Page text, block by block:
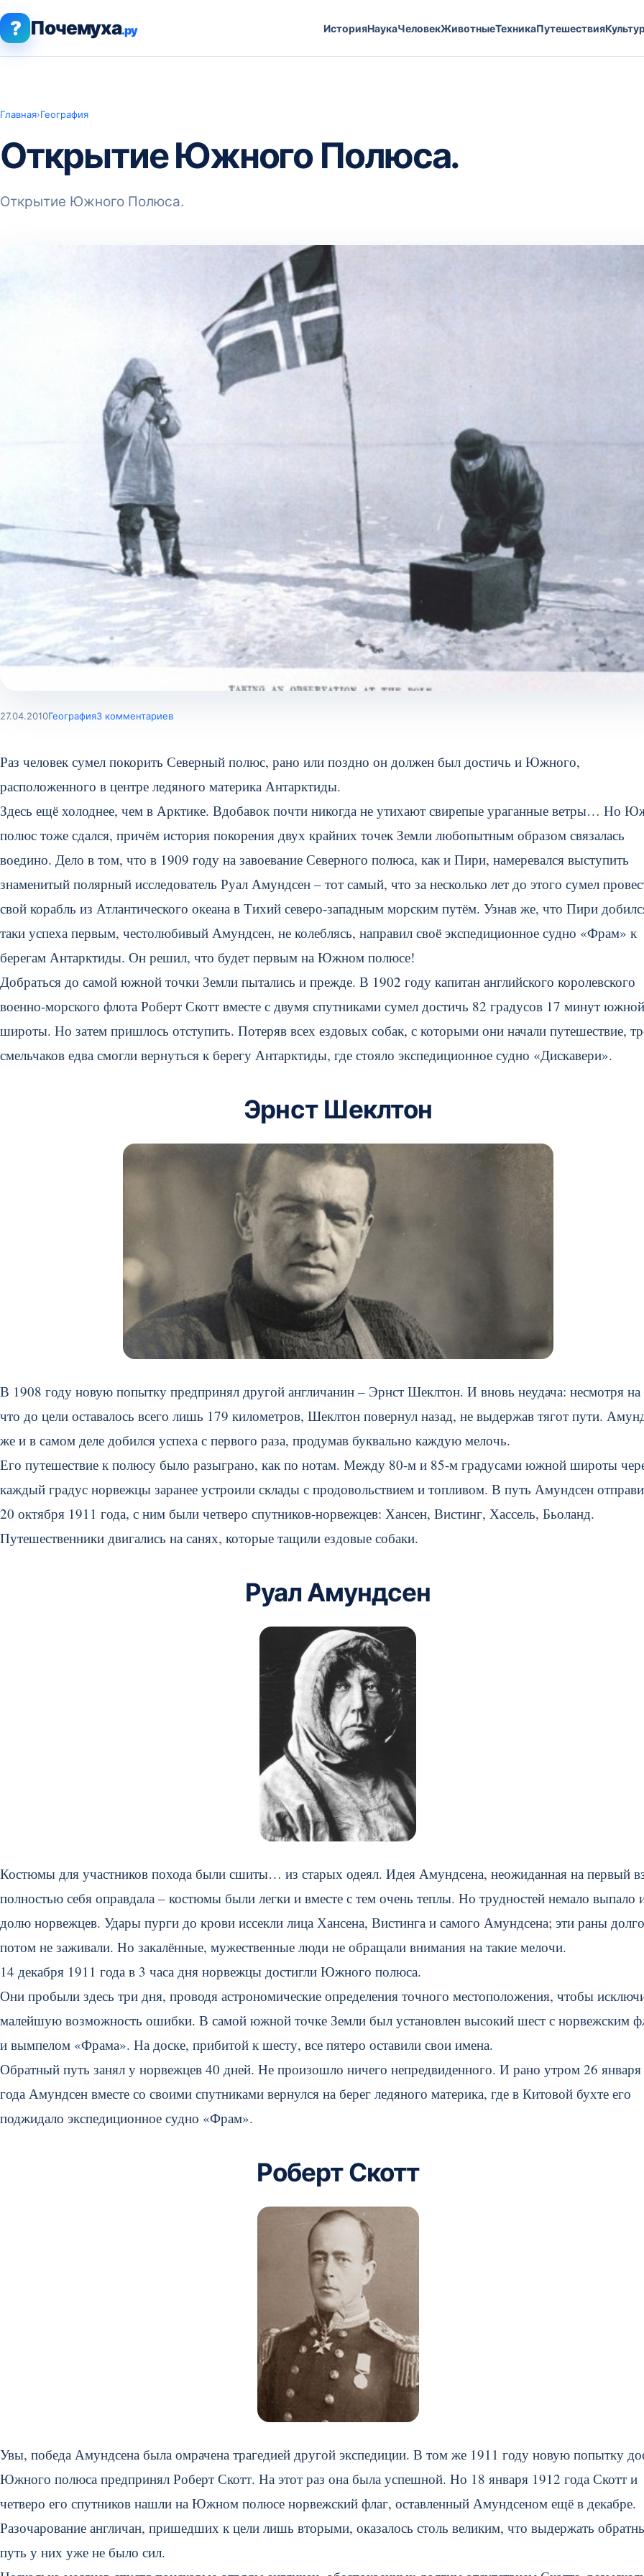
? Почемуха.ру ИсторияНаукаЧеловекЖивотныеТехникаПутешествия
Главная›География
Открытие Южного Полюса.
Открытие Южного Полюса.
27.04.2010География3 комментариев
Раз человек сумел покорить Северный полюс, рано или поздно он должен был достичь и Южного,
расположенного в центре ледяного материка Антарктиды.
Здесь ещё холоднее, чем в Арктике. Вдобавок почти никогда не утихают свирепые ураганные ветры… Но
полюс тоже сдался, причём история покорения двух крайних точек Земли любопытным образом связалась
воедино. Дело в том, что в 1909 году на завоевание Северного полюса, как и Пири, намеревался выступить
знаменитый полярный исследователь Руал Амундсен – тот самый, что за несколько лет до этого сумел
свой корабль из Атлантического океана в Тихий северо-западным морским путём. Узнав же, что Пири
таки успеха первым, честолюбивый Амундсен, не колеблясь, направил своё экспедиционное судно «Фрам» к
берегам Антарктиды. Он решил, что будет первым на Южном полюсе!
Добраться до самой южной точки Земли пытались и прежде. В 1902 году капитан английского королевского
военно-морского флота Роберт Скотт вместе с двумя спутниками сумел достичь 82 градусов 17 минут южной
широты. Но затем пришлось отступить. Потеряв всех ездовых собак, с которыми они начали путешествие,
смельчаков едва смогли вернуться к берегу Антарктиды, где стояло экспедиционное судно «Дискавери».
Эрнст Шеклтон
В 1908 году новую попытку предпринял другой англичанин – Эрнст Шеклтон. И вновь неудача: несмотря на
что до цели оставалось всего лишь 179 километров, Шеклтон повернул назад, не выдержав тягот пути.
же и в самом деле добился успеха с первого раза, продумав буквально каждую мелочь.
Его путешествие к полюсу было разыграно, как по нотам. Между 80-м и 85-м градусами южной широты
каждый градус норвежцы заранее устроили склады с продовольствием и топливом. В путь Амундсен
20 октября 1911 года, с ним были четверо спутников-норвежцев: Хансен, Вистинг, Хассель, Бьоланд.
Путешественники двигались на санях, которые тащили ездовые собаки.
Руал Амундсен
Костюмы для участников похода были сшиты… из старых одеял. Идея Амундсена, неожиданная на первый
полностью себя оправдала – костюмы были легки и вместе с тем очень теплы. Но трудностей немало выпало
долю норвежцев. Удары пурги до крови иссекли лица Хансена, Вистинга и самого Амундсена; эти раны долго
потом не заживали. Но закалённые, мужественные люди не обращали внимания на такие мелочи.
14 декабря 1911 года в 3 часа дня норвежцы достигли Южного полюса.
Они пробыли здесь три дня, проводя астрономические определения точного местоположения, чтобы
малейшую возможность ошибки. В самой южной точке Земли был установлен высокий шест с норвежским
и вымпелом «Фрама». На доске, прибитой к шесту, все пятеро оставили свои имена.
Обратный путь занял у норвежцев 40 дней. Не произошло ничего непредвиденного. И рано утром 26
года Амундсен вместе со своими спутниками вернулся на берег ледяного материка, где в Китовой бухте его
поджидало экспедиционное судно «Фрам».
Роберт Скотт
Увы, победа Амундсена была омрачена трагедией другой экспедиции. В том же 1911 году новую попытку
Южного полюса предпринял Роберт Скотт. На этот раз она была успешной. Но 18 января 1912 года Скотт и
четверо его спутников нашли на Южном полюсе норвежский флаг, оставленный Амундсеном ещё в декабре.
Разочарование англичан, пришедших к цели лишь вторыми, оказалось столь великим, что выдержать
путь у них уже не было сил.